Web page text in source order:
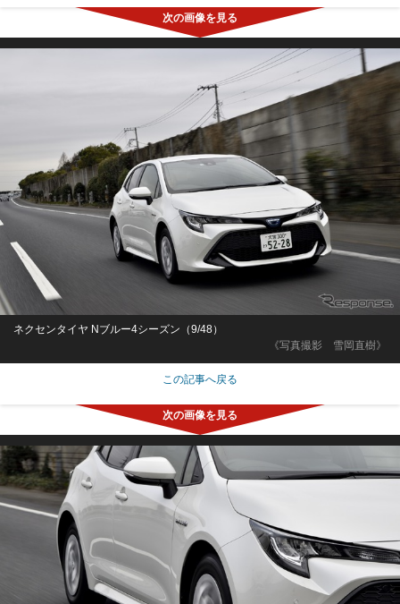
《写真撮影 雪岡直樹》
ネクセンタイヤ Nブルー4シーズン（9/48）
この記事へ戻る